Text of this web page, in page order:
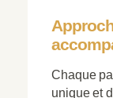
Chaque
unique et